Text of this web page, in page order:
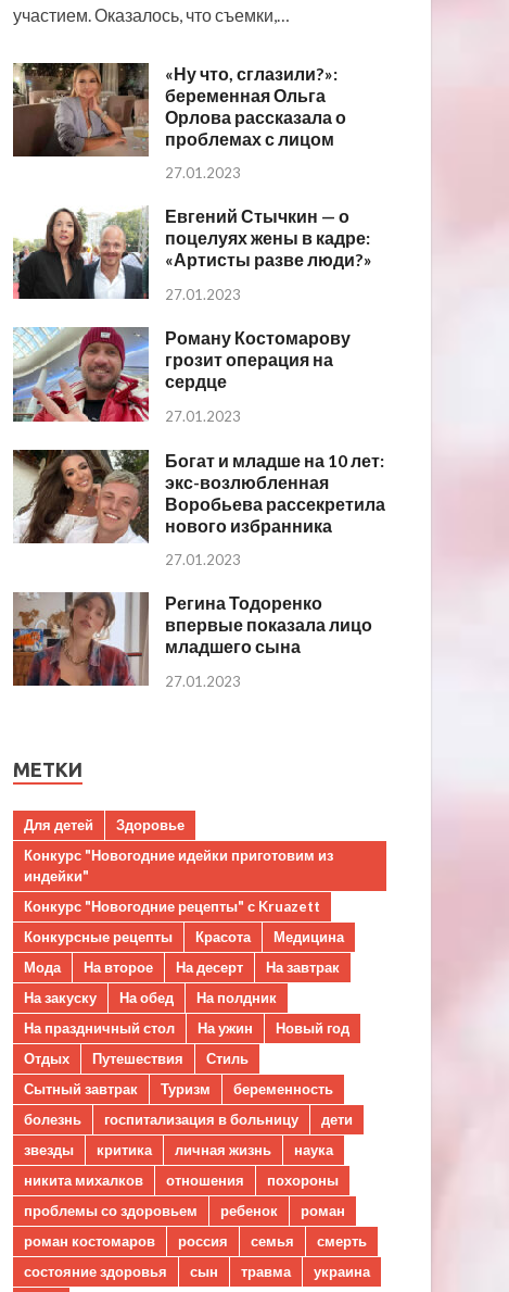
участием. Оказалось, что съемки,…
«Ну что, сглазили?»:
беременная Ольга
Орлова рассказала о
проблемах с лицом
27.01.2023
Евгений Стычкин — о
поцелуях жены в кадре:
«Артисты разве люди?»
27.01.2023
Роману Костомарову
грозит операция на
сердце
27.01.2023
Богат и младше на 10 лет:
экс-возлюбленная
Воробьева рассекретила
нового избранника
27.01.2023
Регина Тодоренко
впервые показала лицо
младшего сына
27.01.2023
МЕТКИ
Для детей
Здоровье
Конкурс "Новогодние идейки приготовим из
индейки"
Конкурс "Новогодние рецепты" с Kruazett
Конкурсные рецепты
Красота
Медицина
Мода
На второе На десерт
На завтрак
На закуску
На обед
На полдник
На праздничный стол
На ужин
Новый год
Отдых
Путешествия
Стиль
Сытный завтрак
Туризм
беременность
болезнь
госпитализация в больницу
дети
звезды
критика личная жизнь
наука
никита михалков
отношения
похороны
проблемы со здоровьем
ребенок
роман
роман костомаров
россия семья
смерть
состояние здоровья
сын травма украина